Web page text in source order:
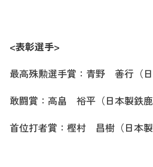
<表彰選手>
最高殊勲選手賞：青野 善行（日
敢闘賞：高畠 裕平（日本製鉄鹿
首位打者賞：樫村 昌樹（日本製